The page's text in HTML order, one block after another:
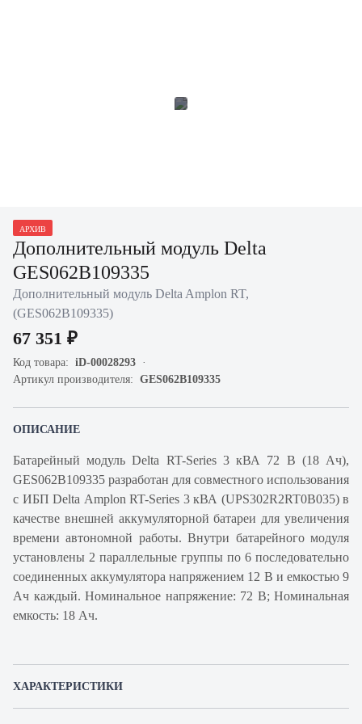
АРХИВ
Дополнительный модуль Delta
GES062B109335
Дополнительный модуль Delta Amplon RT,
(GES062B109335)
67 351 ₽
Код товара: iD-00028293
Артикул производителя: GES062B109335
ОПИСАНИЕ
Батарейный модуль Delta RT-Series 3 кВА 72 В (18 Ач),
GES062B109335 разработан для совместного использования
с ИБП Delta Amplon RT-Series 3 кВА (UPS302R2RT0B035) в
качестве внешней аккумуляторной батареи для увеличения
времени автономной работы. Внутри батарейного модуля
установлены 2 параллельные группы по 6 последовательно
соединенных аккумулятора напряжением 12 В и емкостью 9
Ач каждый. Номинальное напряжение: 72 В; Номинальная
емкость: 18 Ач.
ХАРАКТЕРИСТИКИ